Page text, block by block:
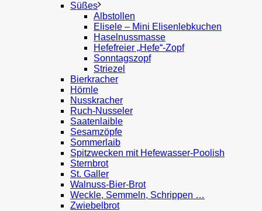
Süßes
Albstollen
Elisele – Mini Elisenlebkuchen
Haselnussmasse
Hefefreier „Hefe“-Zopf
Sonntagszopf
Striezel
Bierkracher
Hörnle
Nusskracher
Ruch-Nusseler
Saatenlaible
Sesamzöpfe
Sommerlaib
Spitzwecken mit Hefewasser-Poolish
Sternbrot
St. Galler
Walnuss-Bier-Brot
Weckle, Semmeln, Schrippen …
Zwiebelbrot